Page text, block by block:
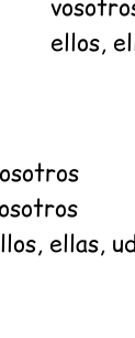
ellos,
ellas,